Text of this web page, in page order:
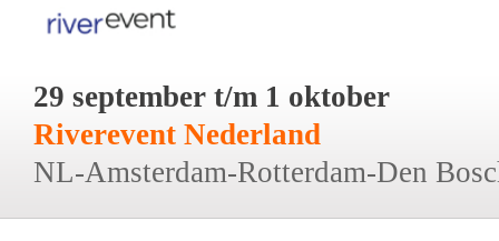
29 september t/m 1 oktober
Riverevent Nederland
NL-Amsterdam-Rotterdam-Den